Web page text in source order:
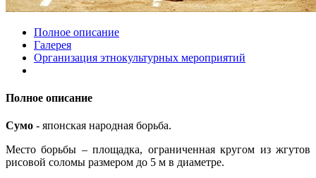
Полное описание
Галерея
Организация этнокультурных мероприятий
Полное описание
Сумо - японская народная борьба.
Место борьбы – площадка, ограниченная кругом из жгутов
рисовой соломы размером до 5 м в диаметре.